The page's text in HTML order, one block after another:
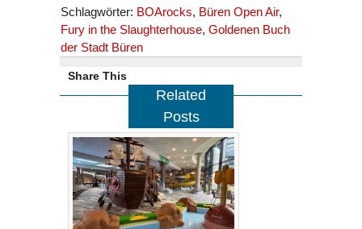
Schlagwörter: BOArocks, Büren Open Air,
Fury in the Slaughterhouse, Goldenen Buch
der Stadt Büren
Share This
Related
Posts